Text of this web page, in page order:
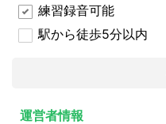
練習録音可能
駅から徒歩5分以内
運営者情報